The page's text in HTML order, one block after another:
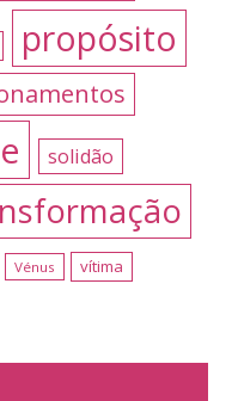
propósito
solidão
Vénus
vítima